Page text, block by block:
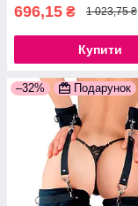
696,15 ₴ 1 023,75 ₴
Купити
–32% Подарунок